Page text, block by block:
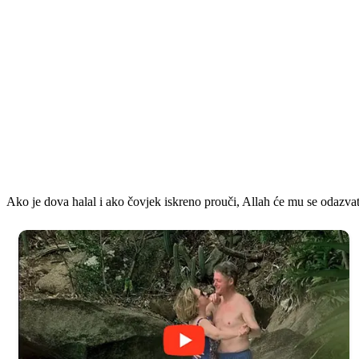
Ako je dova halal i ako čovjek iskreno prouči, Allah će mu se